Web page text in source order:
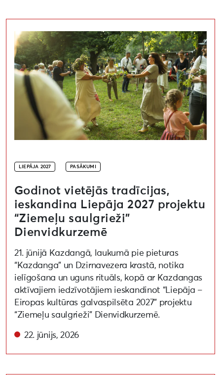
LIEPĀJA 2027 PASĀKUMI
Godinot vietējās tradīcijas,
ieskandina Liepāja 2027 projektu
“Ziemeļu saulgrieži”
Dienvidkurzemē
21. jūnijā Kazdangā, laukumā pie pieturas
“Kazdanga” un Dzirnavezera krastā, notika
ielīgošana un uguns rituāls, kopā ar Kazdangas
aktīvajiem iedzīvotājiem ieskandinot “Liepāja –
Eiropas kultūras galvaspilsēta 2027” projektu
“Ziemeļu saulgrieži” Dienvidkurzemē.
22. jūnijs, 2026